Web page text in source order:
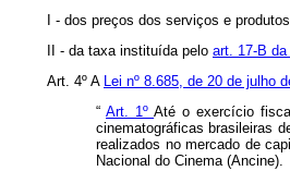
I - dos preços dos serviços e
II - da taxa instituída pelo art. 17-B
Art. 4º A Lei nº 8.685, de 20 de julho
“Art. 1ºAté o exercício
cinematográficas brasileiras
realizados no mercado de
Nacional do Cinema (Ancine).